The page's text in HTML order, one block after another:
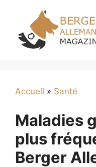
contenu
Accueil » Santé
Maladies
plus
Berger